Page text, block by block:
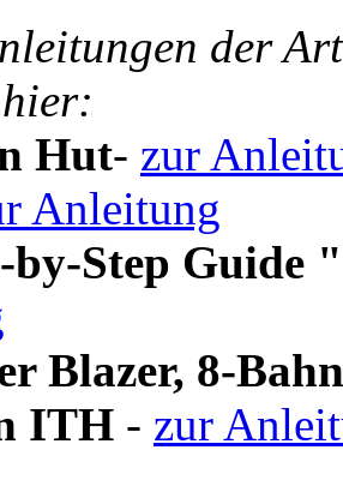
der
Hut- zur
Anleitung
by-Step Guide
Blazer, 8-
ITH - zur